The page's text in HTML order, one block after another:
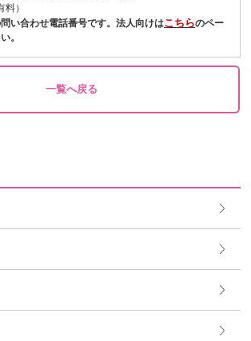
）
い合わせ電話番号です。法人向けはこちらのペー
。
一覧へ戻る